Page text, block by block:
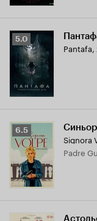
Рейтинг
Кинопоиска
5.0
5.0
Pantafa,
Рейтинг
Кинопоиска
6.5
6.5
Signora
Padre